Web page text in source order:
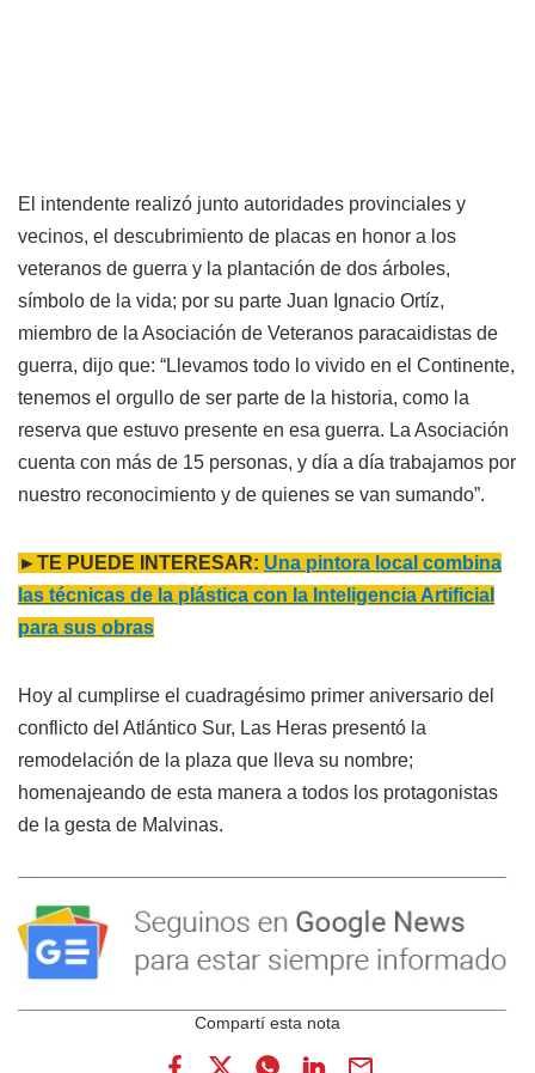
El intendente realizó junto autoridades provinciales y
vecinos, el descubrimiento de placas en honor a los
veteranos de guerra y la plantación de dos árboles,
símbolo de la vida; por su parte Juan Ignacio Ortíz,
miembro de la Asociación de Veteranos paracaidistas de
guerra, dijo que: “Llevamos todo lo vivido en el Continente,
tenemos el orgullo de ser parte de la historia, como la
reserva que estuvo presente en esa guerra. La Asociación
cuenta con más de 15 personas, y día a día trabajamos por
nuestro reconocimiento y de quienes se van sumando”.
►TE PUEDE INTERESAR: Una pintora local combina
las técnicas de la plástica con la Inteligencia Artificial
para sus obras
Hoy al cumplirse el cuadragésimo primer aniversario del
conflicto del Atlántico Sur, Las Heras presentó la
remodelación de la plaza que lleva su nombre;
homenajeando de esta manera a todos los protagonistas
de la gesta de Malvinas.